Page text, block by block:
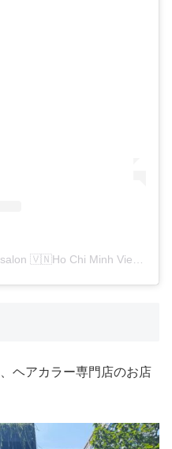
neu/ eyelash salon | Japanese salon 🇻🇳Ho Chi Minh Vietnam(@neu_vietnam)がシェアした投稿
ヘアカラー専門店のお店